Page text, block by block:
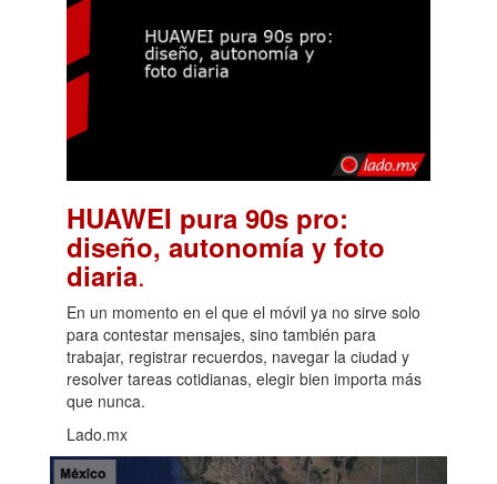
HUAWEI pura 90s pro:
diseño, autonomía y foto
diaria.
En un momento en el que el móvil ya no sirve solo
para contestar mensajes, sino también para
trabajar, registrar recuerdos, navegar la ciudad y
resolver tareas cotidianas, elegir bien importa más
que nunca.
Lado.mx